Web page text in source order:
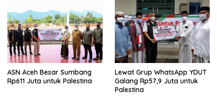
ASN Aceh Besar Sumbang
Rp611 Juta untuk Palestina
Lewat Grup WhatsApp YDUT
Galang Rp57,9 Juta untuk
Palestina